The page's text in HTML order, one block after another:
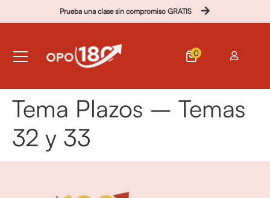
Prueba una clase sin compromiso GRATIS
0
Tema Plazos – Temas
32 y 33